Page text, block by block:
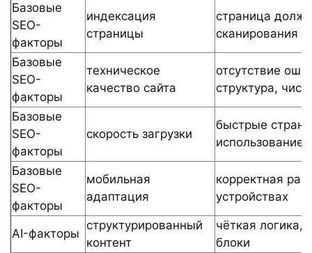
Базовые
SEO-
факторы
индексация
страницы
страница
сканирования
Базовые
SEO-
факторы
техническое
качество сайта
отсутствие
структура,
Базовые
SEO-
факторы
скорость загрузки
быстрые
использование
Базовые
SEO-
факторы
мобильная
адаптация
корректная
устройствах
AI-факторы
структурированный
контент
чёткая логика,
блоки